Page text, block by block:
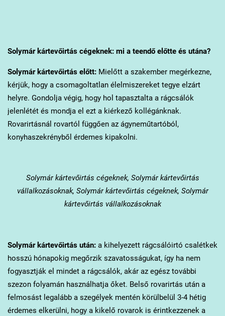
Solymárkártevőirtás cégeknek: mi a teendő előtte és utána?
Solymárkártevőirtás előtt:Mielőtt a szakember megérkezne,
kérjük, hogy a csomagoltatlan élelmiszereket tegye elzárt
helyre. Gondolja végig, hogy hol tapasztalta a rágcsálók
jelenlétét és mondja el ezt a kiérkező kollégánknak.
Rovarirtásnál rovartól függően az ágyneműtartóból,
konyhaszekrényből érdemes kipakolni.
Solymárkártevőirtás cégeknek, Solymár kártevőirtás
vállalkozásoknak, Solymár kártevőirtás cégeknek, Solymár
kártevőirtás vállalkozásoknak
Solymárkártevőirtás után:a kihelyezett rágcsálóirtó csalétkek
hosszú hónapokig megőrzik szavatosságukat, így ha nem
fogyasztják el mindet a rágcsálók, akár az egész további
szezon folyamán használhatja őket. Belső rovarirtás után a
felmosást legalább a szegélyek mentén körülbelül 3-4 hétig
érdemes elkerülni, hogy a kikelő rovarok is érintkezzenek a